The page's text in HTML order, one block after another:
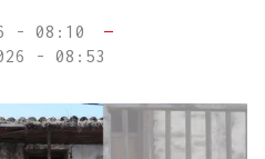
- 08:10
—
- 08:53